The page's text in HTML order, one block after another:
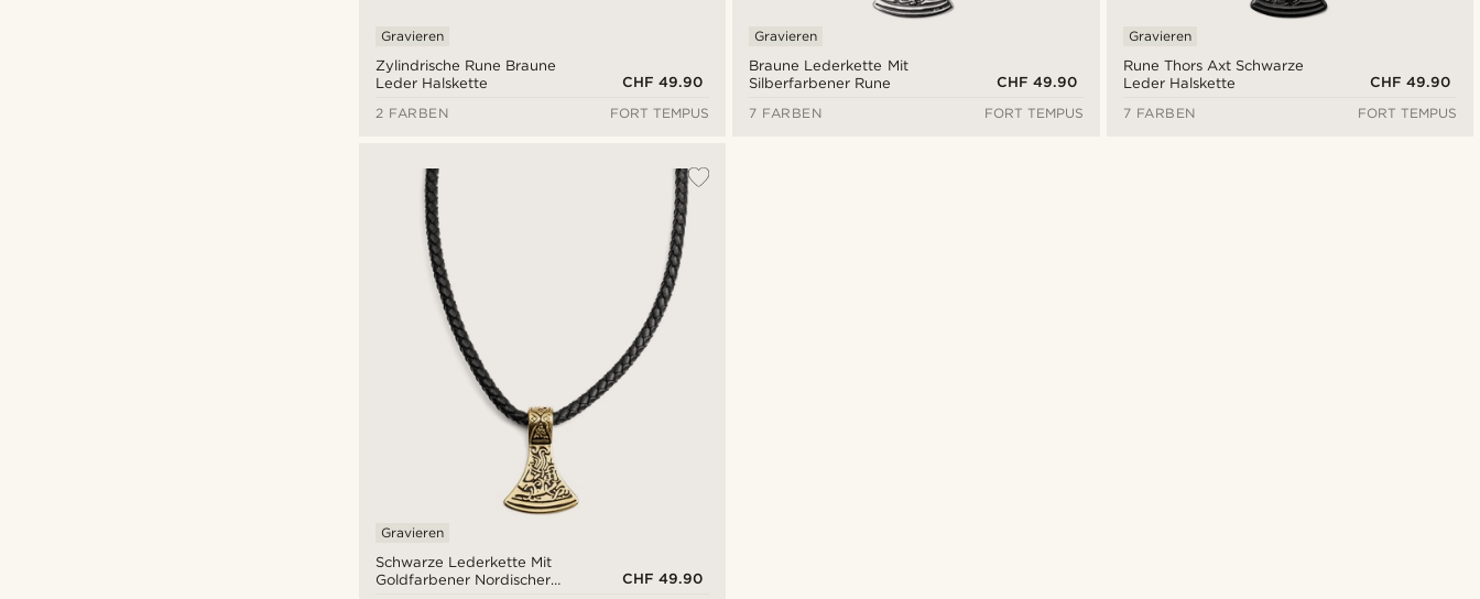
Zylindrische Rune Braune
Leder Halskette
Gravieren
CHF 49.90
2 FARBEN
FORT TEMPUS
Braune Lederkette Mit
Silberfarbener Rune
Gravieren
CHF 49.90
7 FARBEN
FORT TEMPUS
Rune Thors Axt Schwarze
Leder Halskette
Gravieren
CHF 49.90
7 FARBEN
FORT TEMPUS
Schwarze Lederkette Mit
Goldfarbener Nordischer
Gravieren
CHF 49.90